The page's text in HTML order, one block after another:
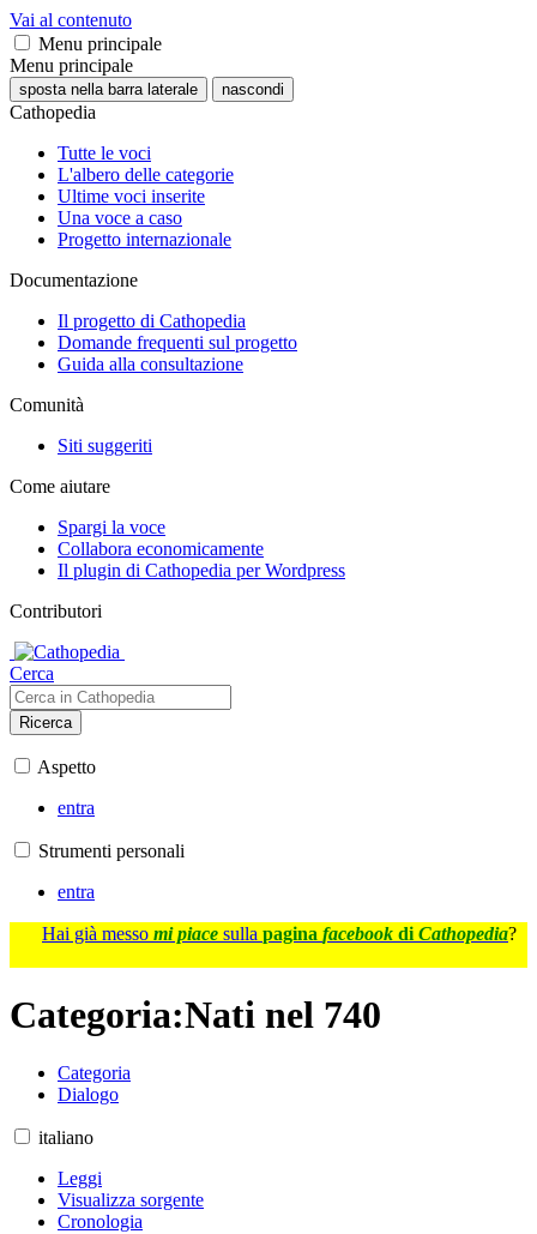
Vai al contenuto
Menu principale
Menu principale
sposta nella barra laterale nascondi
Cathopedia
Tutte le voci
L'albero delle categorie
Ultime voci inserite
Una voce a caso
Progetto internazionale
Documentazione
Il progetto di Cathopedia
Domande frequenti sul progetto
Guida alla consultazione
Comunità
Siti suggeriti
Come aiutare
Spargi la voce
Collabora economicamente
Il plugin di Cathopedia per Wordpress
Contributori
Cerca
Ricerca
Aspetto
entra
Strumenti personali
entra
Hai già messo mi piace sulla pagina facebook di Cathopedia?
Categoria:Nati nel 740
Categoria
Dialogo
italiano
Leggi
Visualizza sorgente
Cronologia